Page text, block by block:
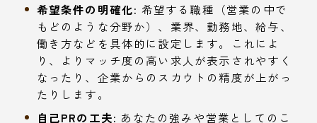
希望条件の明確化: 希望する職種（営業の中で
もどのような分野か）、業界、勤務地、給与、
働き方などを具体的に設定します。これによ
り、よりマッチ度の高い求人が表示されやすく
なったり、企業からのスカウトの精度が上がっ
たりします。
自己PRの工夫: あなたの強みや営業としてのこ